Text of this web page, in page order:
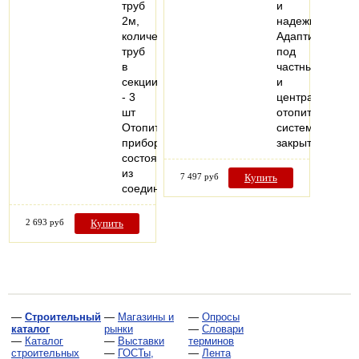
труб
2м,
количество
труб
в
секции
- 3
шт
Отопительный
прибор,
состоящий
из
соединенных…
2 693 руб Купить
и
надежности.
Адаптирован
под
частные
и
отопительные
системы
закрытого…
7 497 руб Купить
— Строительный
каталог
— Каталог
строительных
— Магазины и
рынки
— Выставки
— ГОСТы,
— Опросы
— Словари
терминов
— Лента